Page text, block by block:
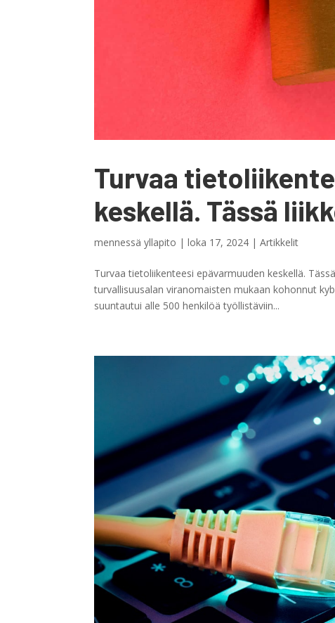
Turvaa
keskellä. Tässä
mennessäyllapito |loka 17, 2024 |Artikkelit
Turvaa tietoliikenteesi epävarmuuden keskellä.
turvallisuusalan viranomaisten mukaan kohonnut
suuntautui alle 500 henkilöä työllistäviin...